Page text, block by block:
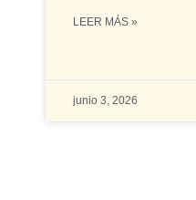
LEER MÁS »
junio 3, 2026